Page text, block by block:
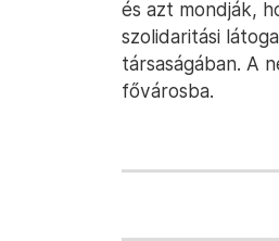
és azt mondják,
szolidaritási
társaságában. A
fővárosba.